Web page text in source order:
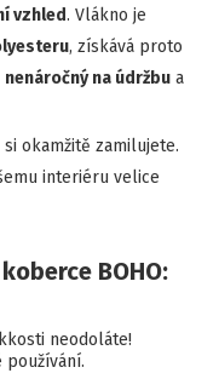
vzhled. Vlákno je
, získává proto
nenáročný na údržbu a
si okamžitě zamilujete.
interiéru velice
BOHO:
neodoláte!